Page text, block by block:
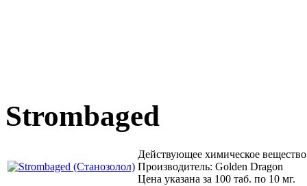
Strombaged
Действующее химическое
Производитель: Golden Dragon
Цена указана за 100 таб. по 10 мг.